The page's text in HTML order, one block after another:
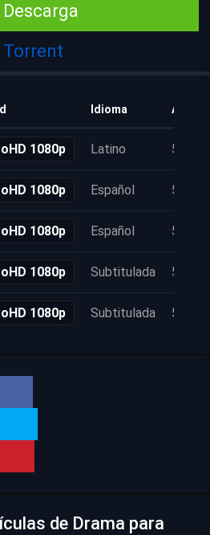
Descarga
Torrent
Idioma
1080p Latino 5 años
1080p Español 5 años
1080p Español 5 años
1080p Subtitulada 5 años
1080p Subtitulada 5 años
de Drama para